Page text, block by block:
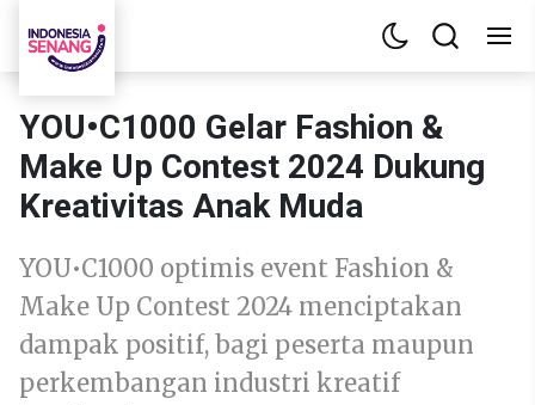
YOU•C1000 Gelar Fashion &
Make Up Contest 2024 Dukung
Kreativitas Anak Muda
YOU•C1000 optimis event Fashion &
Make Up Contest 2024 menciptakan
dampak positif, bagi peserta maupun
perkembangan industri kreatif